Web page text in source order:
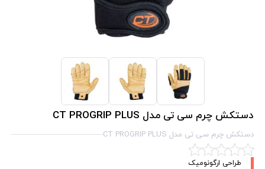
دستکش چرم سی تی مدل CT PROGRIP PLUS
دستکش چرم سی تی مدل CT PROGRIP PLUS
طراحی ارگونومیک